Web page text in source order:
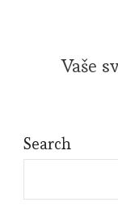
Vaše
Search